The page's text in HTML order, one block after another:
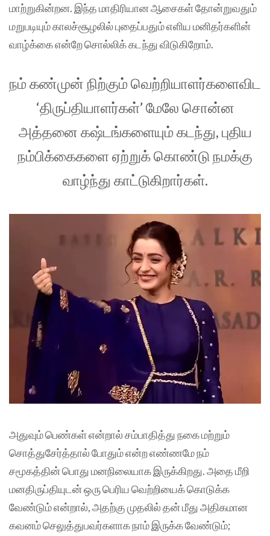
மாற்றுகின்றன. இந்த மாதிரியான ஆசைகள் தோன்றுவதும்
மறுபடியும் காலச்சூழலில் புதைப்பதும் எளிய மனிதர்களின்
வாழ்க்கை என்றே சொல்லிக் கடந்து விடுகிறோம்.
நம் கண்முன் நிற்கும் வெற்றியாளர்களைவிட
‘திருப்தியாளர்கள்’ மேலே சொன்ன
அத்தனை கஷ்டங்களையும் கடந்து, புதிய
நம்பிக்கைகளை ஏற்றுக் கொண்டு நமக்கு
வாழ்ந்து காட்டுகிறார்கள்.
அதுவும் பெண்கள் என்றால் சம்பாதித்து நகை மற்றும்
சொத்துசேர்த்தால் போதும் என்ற எண்ணமே நம்
சமூகத்தின் பொது மனநிலையாக இருக்கிறது. அதை மீறி
மனதிருப்தியுடன் ஒரு பெரிய வெற்றியைக் கொடுக்க
வேண்டும் என்றால், அதற்கு முதலில் தன் மீது அதிகமான
கவனம் செலுத்துபவர்களாக நாம் இருக்க வேண்டும்;